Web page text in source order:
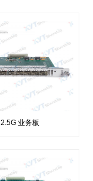
2.5G 业务板